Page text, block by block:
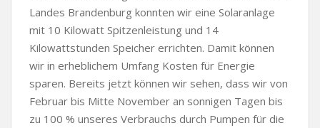
Landes Brandenburg konnten wir eine Solaranlage
mit 10 Kilowatt Spitzenleistung und 14
Kilowattstunden Speicher errichten. Damit können
wir in erheblichem Umfang Kosten für Energie
sparen. Bereits jetzt können wir sehen, dass wir von
Februar bis Mitte November an sonnigen Tagen bis
zu 100 % unseres Verbrauchs durch Pumpen für die